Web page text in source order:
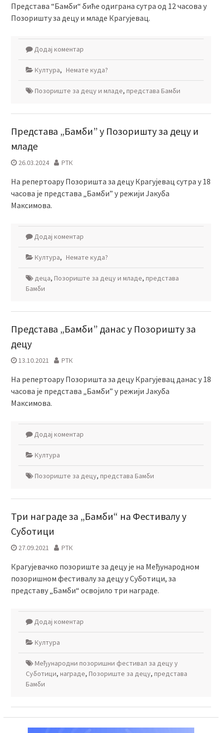
Представа “Бамби“ биће одиграна сутра од 12 часова у
Позоришту за децу и младе Крагујевац.
Додај коментар
Култура, Немате куда?
Позориште за децу и младе, представа Бамби
Представа „Бамби” у Позоришту за децу и
младе
26.03.2024 РТК
На репертоару Позоришта за децу Крагујевац сутра у 18
часова је представа „Бамби” у режији Јакуба
Максимова.
Додај коментар
Култура, Немате куда?
деца, Позориште за децу и младе, представа
Бамби
Представа „Бамби” данас у Позоришту за
децу
13.10.2021 РТК
На репертоару Позоришта за децу Крагујевац данас у 18
часова је представа „Бамби” у режији Јакуба
Максимова.
Додај коментар
Култура
Позориште за децу, представа Бамби
Три награде за „Бамби“ на Фестивалу у
Суботици
27.09.2021 РТК
Крагујевачко позориште за децу је на Међународном
позоришном фестивалу за децу у Суботици, за
представу „Бамби“ освојило три награде.
Додај коментар
Култура
Међународни позоришни фестивал за децу у
Суботици, награде, Позориште за децу, представа
Бамби